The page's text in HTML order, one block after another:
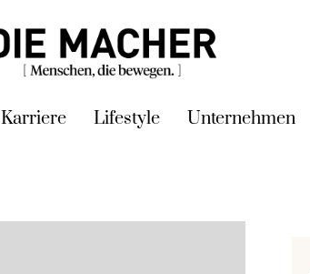
Karriere Lifestyle Unternehmen